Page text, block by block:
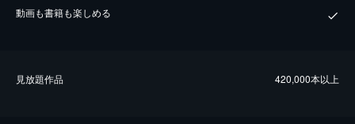
動画も書籍も楽しめる
⾒放題作品 420,000本以上